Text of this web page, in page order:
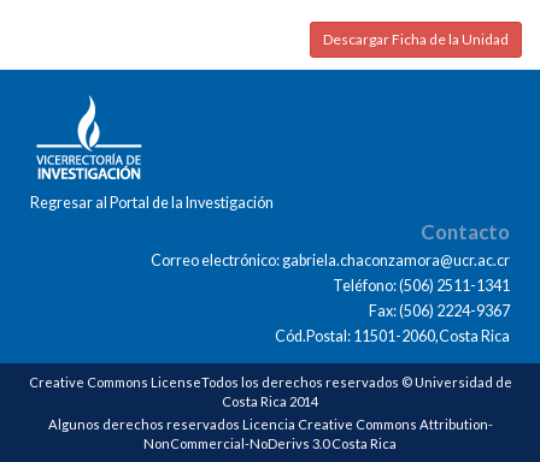
Descargar Ficha de la Unidad
Regresar al Portal de la Investigación
Contacto
Correo electrónico: gabriela.chaconzamora@ucr.ac.cr
Teléfono: (506) 2511-1341
Fax: (506) 2224-9367
Cód.Postal: 11501-2060,Costa Rica
Creative Commons LicenseTodos los derechos reservados © Universidad de
Costa Rica 2014
Algunos derechos reservados Licencia Creative Commons Attribution-
NonCommercial-NoDerivs 3.0 Costa Rica